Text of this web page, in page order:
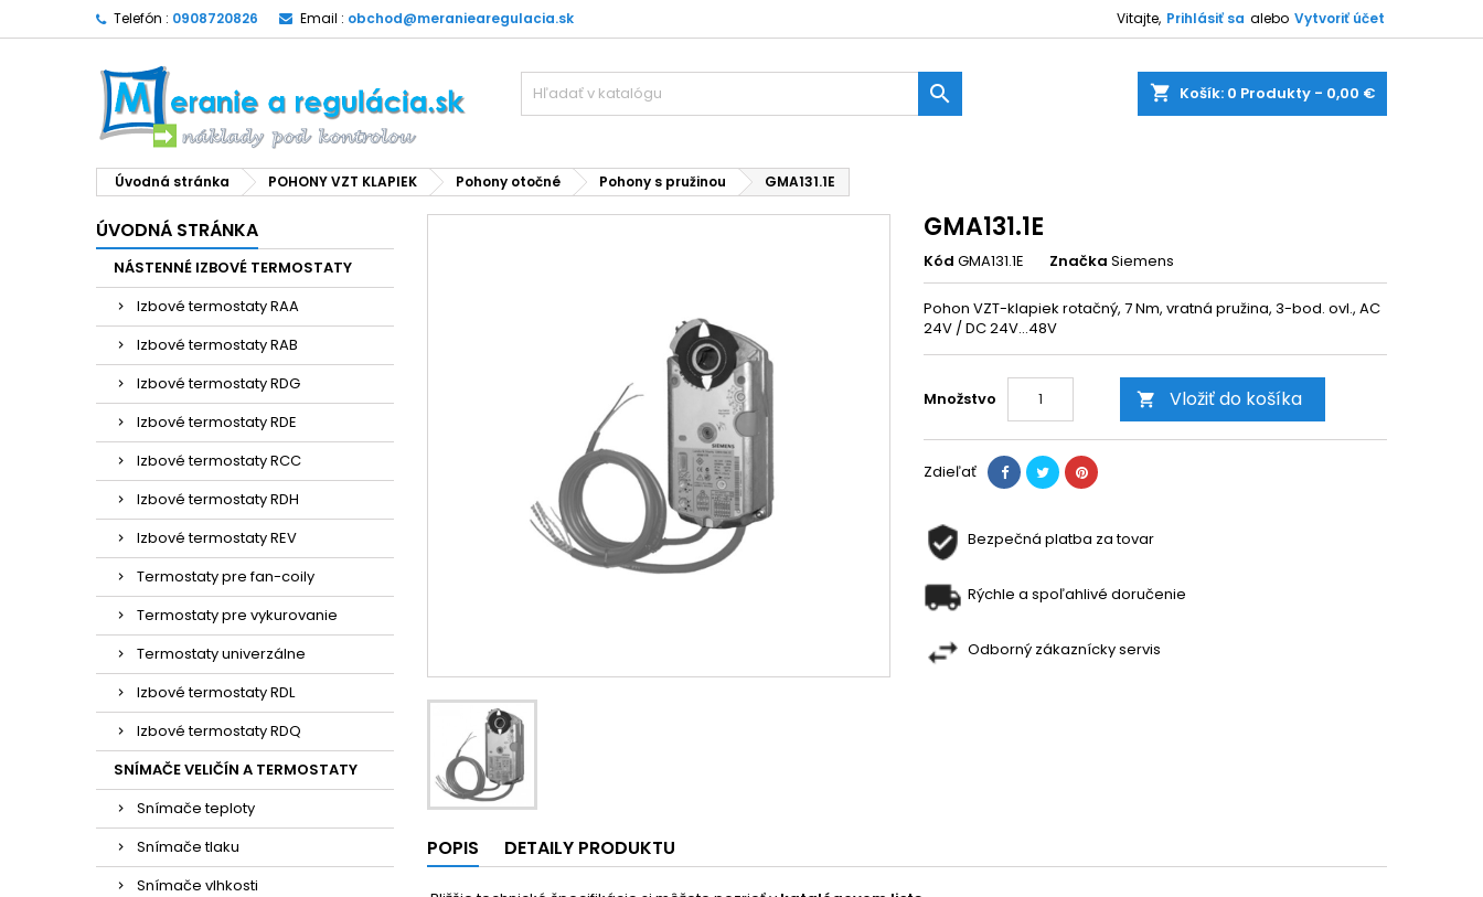
Telefón : 0908720826 Email : obchod@meraniearegulacia.sk Vitajte, Prihlásiť sa alebo Vytvoriť účet
shopping_cart Košík: 0 Produkty - 0,00 €

Úvodná stránka POHONY VZT KLAPIEK Pohony otočné Pohony s pružinou GMA131.1E
ÚVODNÁ STRÁNKA
NÁSTENNÉ IZBOVÉ TERMOSTATY
Izbové termostaty RAA
Izbové termostaty RAB
Izbové termostaty RDG
Izbové termostaty RDE
Izbové termostaty RCC
Izbové termostaty RDH
Izbové termostaty REV
Termostaty pre fan-coily
Termostaty pre vykurovanie
Termostaty univerzálne
Izbové termostaty RDL
Izbové termostaty RDQ
SNÍMAČE VELIČÍN A TERMOSTATY
Snímače teploty
Snímače tlaku
Snímače vlhkosti
GMA131.1E
Kód GMA131.1E Značka Siemens
Pohon VZT-klapiek rotačný, 7 Nm, vratná pružina, 3-bod. ovl., AC
24V / DC 24V...48V
Množstvo  Vložiť do košíka
Zdieľať
Bezpečná platba za tovar
Rýchle a spoľahlivé doručenie
Odborný zákaznícky servis
POPIS DETAILY PRODUKTU